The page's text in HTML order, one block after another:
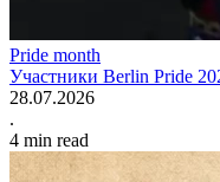
Pride month
Участники Berlin Pride
28.07.2026
.
4 min read